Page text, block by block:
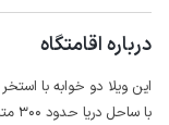
درباره اقامتگاه
این ویلا دو خوابه با
با ساحل دریا حدود 300 متر فاصله دارد.